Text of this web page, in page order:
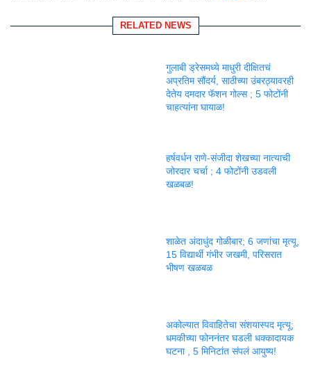
RELATED NEWS
गुलाबी ड्रेसमध्ये माधुरी दीक्षितचं
अप्रतिम सौंदर्य, साठीच्या उंबरठ्यावरही
देतेय दमदार फॅशन गोल्स ; 5 फोटोंनी
चाहत्यांना घायाळ!
हर्षवर्धन राणे-संजीदा शेखच्या नात्याची
जोरदार चर्चा ; 4 फोटोंनी उडवली
खळबळ!
शाळेत अंदाधुंद गोळीबार; 6 जणांचा मृत्यू,
15 विद्यार्थी गंभीर जखमी, परिसरात
भीषण खळबळ
अकोल्यात विवाहितेचा संशयास्पद मृत्यू;
धमकीच्या फोननंतर घडली धक्कादायक
घटना , 5 मिनिटांत संपलं आयुष्य!